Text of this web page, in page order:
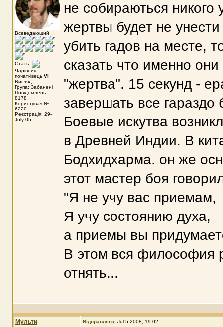
Всеведающий
Стать:
Чарівник
початківець VI
Вигляд: --
Група: Забанені
Повідомлень:
8178
Користувач №:
6220
Реєстрація: 29-
July 05
не собираються
жертвы будет не
убить гадов на месте,
сказать что именно
"жертва". 15 секунд -
завершать все гараздо
Боевые искутва
в Древней Индии. В
Бодхидхарма. он же
этот мастер боя
"Я не учу вас приемам,
Я учу состоянию духа,
а приемы вы
В этом вся философия
отнять...
Мульти Відправлено: Jul 5 2008, 19:02